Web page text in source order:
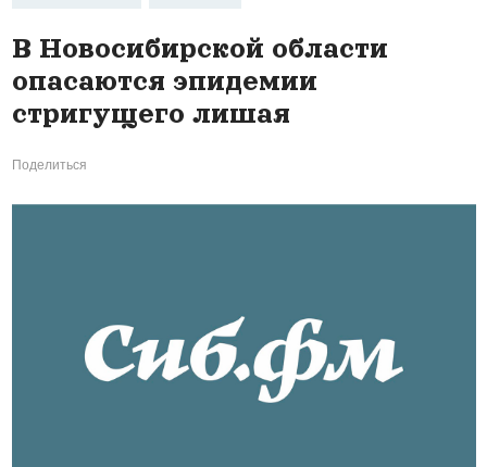
В Новосибирской области
опасаются эпидемии
стригущего лишая
Поделиться